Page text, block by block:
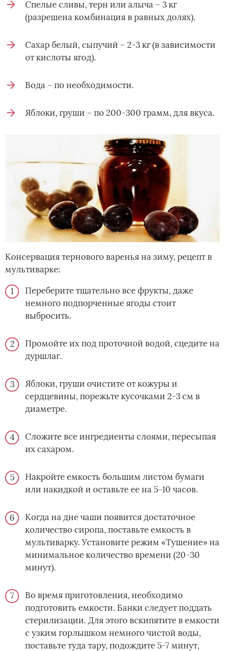
Спелые сливы, терн или алыча – 3 кг
(разрешена комбинация в равных долях).
Сахар белый, сыпучий – 2-3 кг (в зависимости
от кислоты ягод).
Вода – по необходимости.
Яблоки, груши – по 200-300 грамм, для вкуса.
Консервация тернового варенья на зиму, рецепт в
мультиварке:
Переберите тщательно все фрукты, даже
немного подпорченные ягоды стоит
выбросить.
Промойте их под проточной водой, сцедите на
дуршлаг.
Яблоки, груши очистите от кожуры и
сердцевины, порежьте кусочками 2-3 см в
диаметре.
Сложите все ингредиенты слоями, пересыпая
их сахаром.
Накройте емкость большим листом бумаги
или накидкой и оставьте ее на 5-10 часов.
Когда на дне чаши появится достаточное
количество сиропа, поставьте емкость в
мультиварку. Установите режим «Тушение» на
минимальное количество времени (20-30
минут).
Во время приготовления, необходимо
подготовить емкости. Банки следует поддать
стерилизации. Для этого вскипятите в емкости
с узким горлышком немного чистой воды,
поставьте туда тару, подождите 5-7 минут,